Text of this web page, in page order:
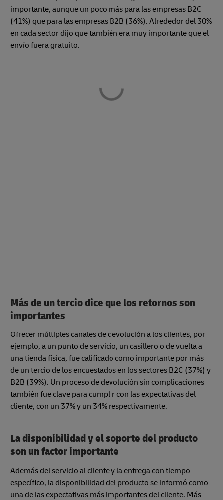
importante, aunque un poco más para las empresas B2C
(41%) que para las empresas B2B (36%). Alrededor del 30%
en cada sector dijo que también era muy importante que el
envío fuera gratuito.
Más de un tercio dice que los retornos son
importantes
Ofrecer múltiples canales de devolución a los clientes, por
ejemplo, a un punto de servicio, un casillero o de vuelta a
una tienda física, fue calificado como importante por más
de un tercio de los encuestados en los sectores B2C (37%) y
B2B (39%). Un proceso de devolución sin complicaciones
también fue clave para cumplir con las expectativas del
cliente, con un 37% y un 34% respectivamente.
La disponibilidad y el soporte del producto
son un factor importante
Además del servicio al cliente y la entrega con tiempo
específico, la disponibilidad del producto se informó como
una de las expectativas más importantes del cliente. Más